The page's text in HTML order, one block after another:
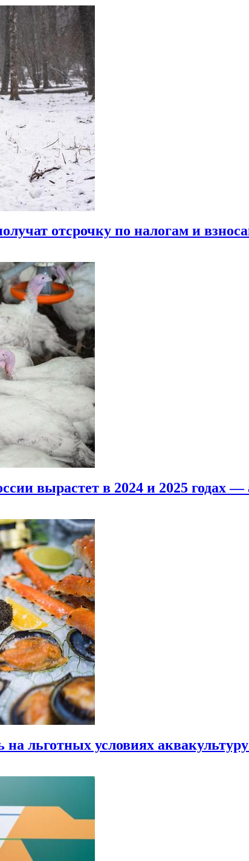
отсрочку по налогам и
вырастет в 2024 и 2025 годах —
льготных условиях аквакультуру